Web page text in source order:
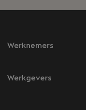
Werknemers
Werkgevers